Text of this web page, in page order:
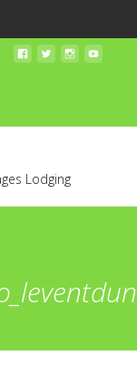
Lodging